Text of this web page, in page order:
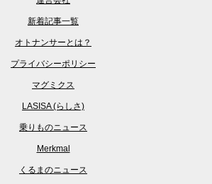
新着記事一覧
オトナンサーとは？
プライバシーポリシー
マグミクス
LASISA (らしさ)
乗りものニュース
Merkmal
くるまのニュース